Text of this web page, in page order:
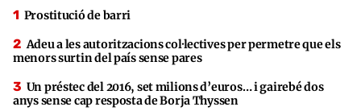
Prostitució de barri
Adeu a les autoritzacions col·lectives per permetre que els
menors surtin del país sense pares
Un préstec del 2016, set milions d’euros… i gairebé dos
anys sense cap resposta de Borja Thyssen